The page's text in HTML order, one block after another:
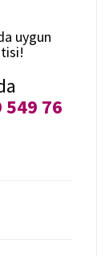
uygun
549 76